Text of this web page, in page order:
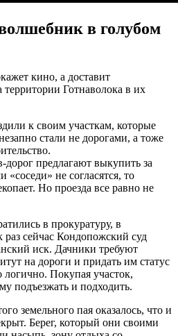
в голубом
кино, а доставит
территории Готнаволока в их
к своим участкам, которые
стали не дорогами, а тоже
предлагают выкупить за
не согласятся, то
Но проезда все равно не
в прокуратуру, в
сейчас Кондопожский суд
иск. Дачники требуют
на дороги и придать им статус
Покупая участок,
подъезжать и подходить.
земельного пая оказалось, что и
Берег, который они своими